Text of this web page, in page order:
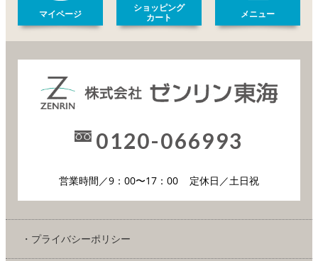
マイページ
ショッピング
カート
メニュー
0120-066993
営業時間／9：00〜17：00 定休日／土日祝
・プライバシーポリシー